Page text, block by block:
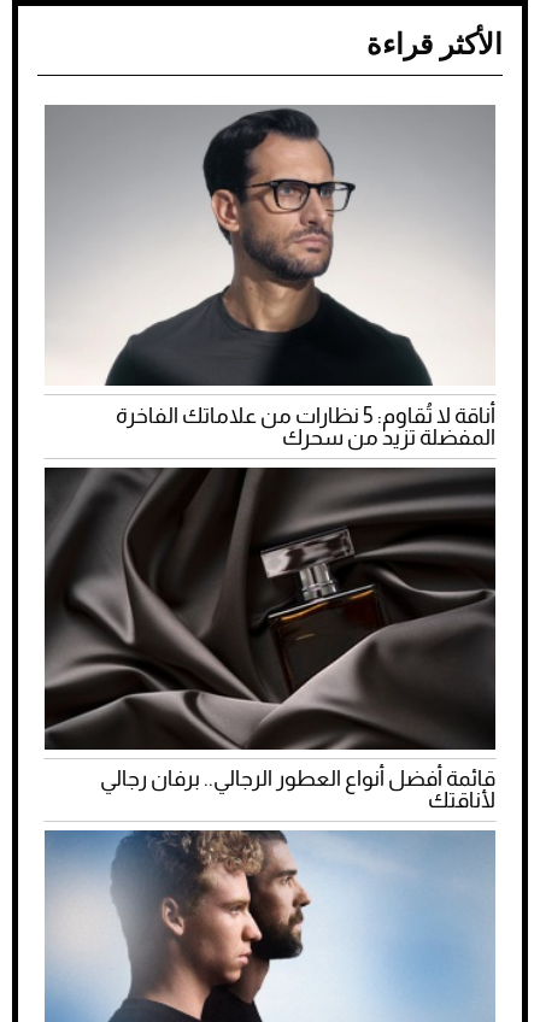
الأكثر قراءة
أناقة لا تُقاوم: 5 نظارات من علاماتك الفاخرة
المفضلة تزيد من سحرك
قائمة أفضل أنواع العطور الرجالي.. برفان رجالي
لأناقتك